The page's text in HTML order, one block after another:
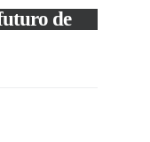
de